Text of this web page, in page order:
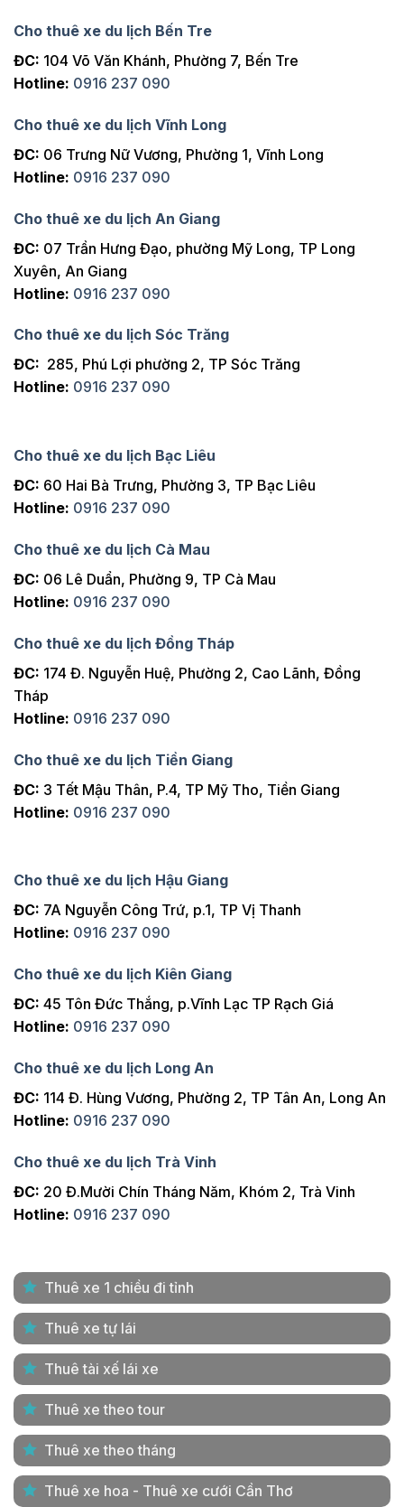
Cho thuê xe du lịch Bến Tre
ĐC: 104 Võ Văn Khánh, Phường 7, Bến Tre
Hotline: 0916 237 090
Cho thuê xe du lịch Vĩnh Long
ĐC: 06 Trưng Nữ Vương, Phường 1, Vĩnh Long
Hotline: 0916 237 090
Cho thuê xe du lịch An Giang
ĐC: 07 Trần Hưng Đạo, phường Mỹ Long, TP Long
Xuyên, An Giang
Hotline: 0916 237 090
Cho thuê xe du lịch Sóc Trăng
ĐC: 285, Phú Lợi phường 2, TP Sóc Trăng
Hotline: 0916 237 090
Cho thuê xe du lịch Bạc Liêu
ĐC: 60 Hai Bà Trưng, Phường 3, TP Bạc Liêu
Hotline: 0916 237 090
Cho thuê xe du lịch Cà Mau
ĐC: 06 Lê Duẩn, Phường 9, TP Cà Mau
Hotline: 0916 237 090
Cho thuê xe du lịch Đồng Tháp
ĐC: 174 Đ. Nguyễn Huệ, Phường 2, Cao Lãnh, Đồng
Tháp
Hotline: 0916 237 090
Cho thuê xe du lịch Tiền Giang
ĐC: 3 Tết Mậu Thân, P.4, TP Mỹ Tho, Tiền Giang
Hotline: 0916 237 090
Cho thuê xe du lịch Hậu Giang
ĐC: 7A Nguyễn Công Trứ, p.1, TP Vị Thanh
Hotline: 0916 237 090
Cho thuê xe du lịch Kiên Giang
ĐC: 45 Tôn Đức Thắng, p.Vĩnh Lạc TP Rạch Giá
Hotline: 0916 237 090
Cho thuê xe du lịch Long An
ĐC: 114 Đ. Hùng Vương, Phường 2, TP Tân An, Long An
Hotline: 0916 237 090
Cho thuê xe du lịch Trà Vinh
ĐC: 20 Đ.Mười Chín Tháng Năm, Khóm 2, Trà Vinh
Hotline: 0916 237 090
Thuê xe 1 chiều đi tỉnh
Thuê xe tự lái
Thuê tài xế lái xe
Thuê xe theo tour
Thuê xe theo tháng
Thuê xe hoa - Thuê xe cưới Cần Thơ